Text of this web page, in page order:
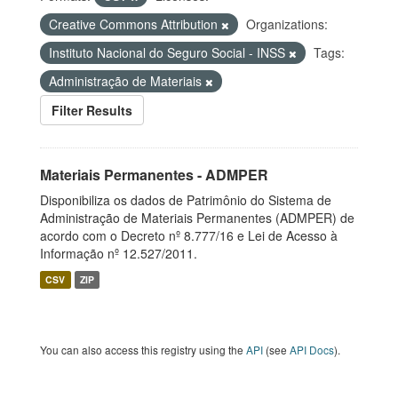
Creative Commons Attribution
Organizations:
Instituto Nacional do Seguro Social - INSS
Tags:
Administração de Materiais
Filter Results
Materiais Permanentes - ADMPER
Disponibiliza os dados de Patrimônio do Sistema de
Administração de Materiais Permanentes (ADMPER) de
acordo com o Decreto nº 8.777/16 e Lei de Acesso à
Informação nº 12.527/2011.
CSV ZIP
You can also access this registry using the API (see API Docs).